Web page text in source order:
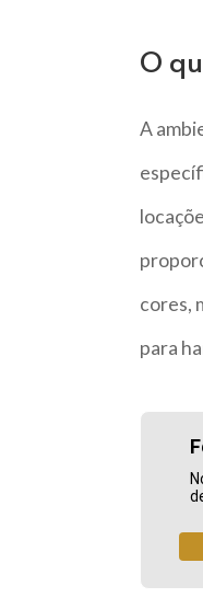
O
A
cores,
para